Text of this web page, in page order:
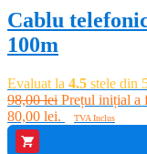
Cablu
100m
Evaluat la 4.5 stele din
98,00lei Prețul inițial a
80,00 lei.
TVA Inclus